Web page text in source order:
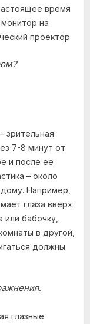
время
на
проектор.
зрительная
7-8 минут от
и после ее
– около
Например,
глаза вверх
бабочку,
в другой,
должны
.
глазные